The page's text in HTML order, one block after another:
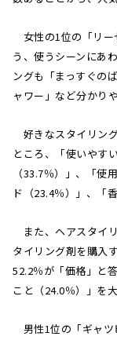
女性の1位の「リー
う、使うシーンにあ
ングも「まっすぐの
ャワー」など分かり
好きなスタイリン
ところ、「使いやす
（33.7％）」、「使
ド（23.4％）」、「
また、ヘアスタイ
タイリング剤を購入
52.2％が「価格」と
こと（24.0％）」を
男性1位の「ギャツ